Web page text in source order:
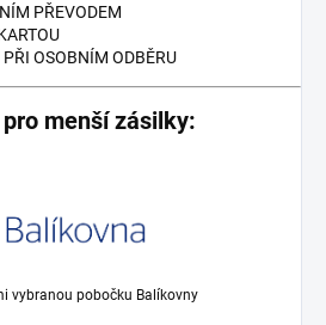
PŘEVODEM
OSOBNÍM ODBĚRU
menší zásilky:
vybranou pobočku Balíkovny